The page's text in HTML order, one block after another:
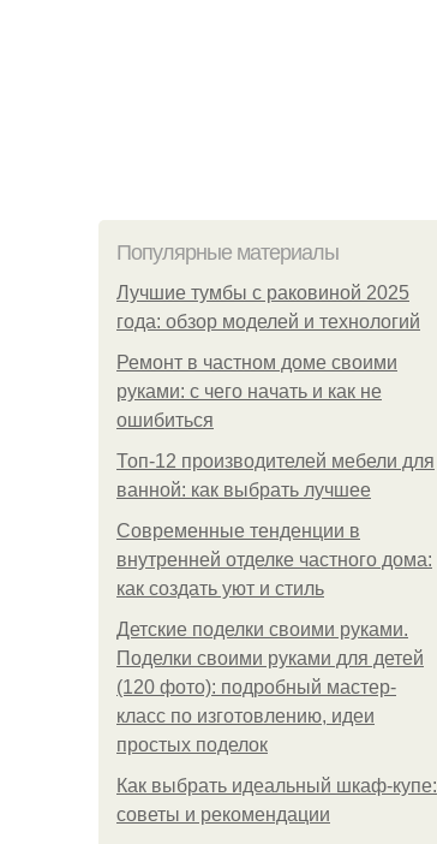
Популярные материалы
Лучшие тумбы с раковиной 2025
года: обзор моделей и технологий
Ремонт в частном доме своими
руками: с чего начать и как не
ошибиться
Топ-12 производителей мебели для
ванной: как выбрать лучшее
Современные тенденции в
внутренней отделке частного дома:
как создать уют и стиль
Детские поделки своими руками.
Поделки своими руками для детей
(120 фото): подробный мастер-
класс по изготовлению, идеи
простых поделок
Как выбрать идеальный шкаф-купе:
советы и рекомендации